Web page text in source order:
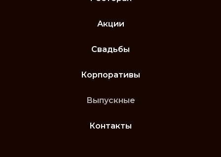
Акции
Свадьбы
Корпоративы
Выпускные
Контакты